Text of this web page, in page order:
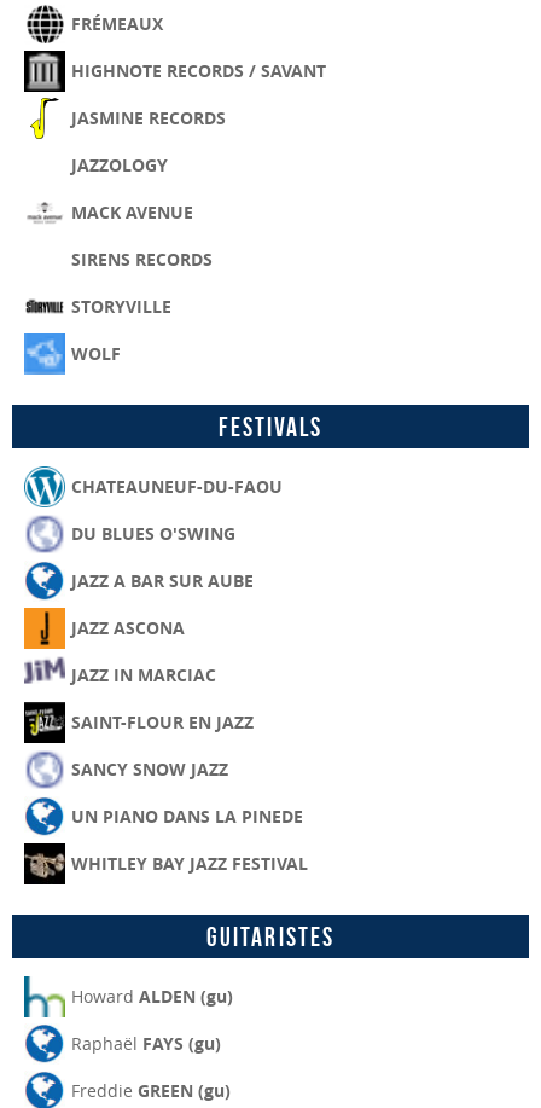
FRÉMEAUX
HIGHNOTE RECORDS / SAVANT
JASMINE RECORDS
JAZZOLOGY
MACK AVENUE
SIRENS RECORDS
STORYVILLE
WOLF
Festivals
CHATEAUNEUF-DU-FAOU
DU BLUES O'SWING
JAZZ A BAR SUR AUBE
JAZZ ASCONA
JAZZ IN MARCIAC
SAINT-FLOUR EN JAZZ
SANCY SNOW JAZZ
UN PIANO DANS LA PINEDE
WHITLEY BAY JAZZ FESTIVAL
Guitaristes
Howard ALDEN (gu)
Raphaël FAYS (gu)
Freddie GREEN (gu)